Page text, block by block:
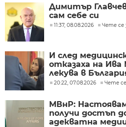
Димитър
сам себе си
11:37, 08.08.2026 Чете се
И след
отказаха на Ива
лекува в
20:22, 07.08.2026 Чете
МВнР:
получи достъп
адекватна